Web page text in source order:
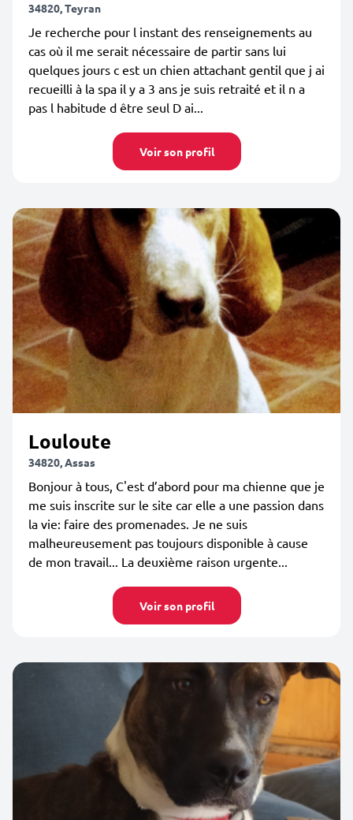
34820, Teyran
Je recherche pour l instant des renseignements au
cas où il me serait nécessaire de partir sans lui
quelques jours c est un chien attachant gentil que j ai
recueilli à la spa il y a 3 ans je suis retraité et il n a
pas l habitude d être seul D ai...
Voir son profil
Louloute
34820, Assas
Bonjour à tous, C'est d’abord pour ma chienne que je
me suis inscrite sur le site car elle a une passion dans
la vie: faire des promenades. Je ne suis
malheureusement pas toujours disponible à cause
de mon travail... La deuxième raison urgente...
Voir son profil